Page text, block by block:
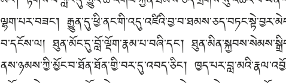
ལྷག་པར་བཟང་།
བ་དངོས་ལ། ཐུན་མོང་དུ་བློ་ལྡོག་རྣམ་པ་བཞི་དང་།
ནས་ཉམས་ཀྱི་མྱོང་བ་ཐོན་ཐོན་གྱི་བར་དུ་འབད་ཅིང་།